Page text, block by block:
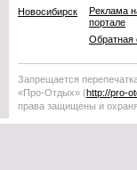
Новосибирск
Реклама
портале
Обратная
Запрещается
«Про-Отдых» (http://pro-
права защищены и